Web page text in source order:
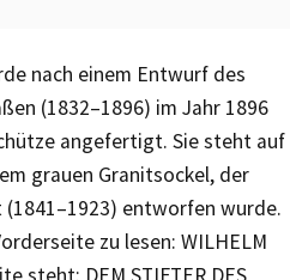
nach einem Entwurf des
(1832–1896) im Jahr 1896
angefertigt. Sie steht auf
grauen Granitsockel, der
entworfen wurde.
zu lesen: WILHELM
steht: DEM STIFTER DES